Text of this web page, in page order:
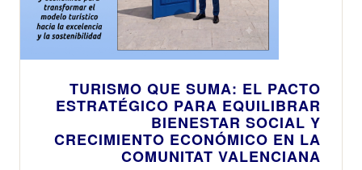
TURISMO QUE SUMA: EL PACTO
ESTRATÉGICO PARA EQUILIBRAR
BIENESTAR SOCIAL Y
CRECIMIENTO ECONÓMICO EN LA
COMUNITAT VALENCIANA